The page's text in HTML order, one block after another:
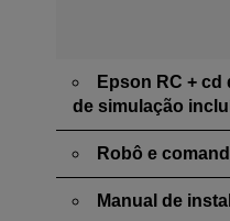
Epson RC +
de simulação
Robô e
Manual de